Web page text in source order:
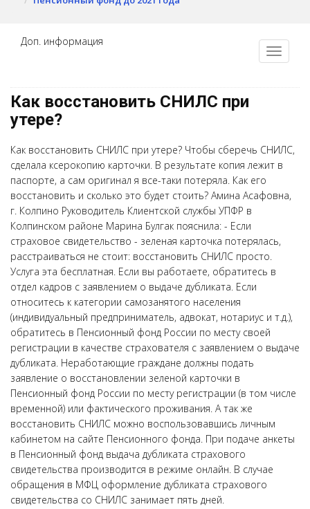
Доп. информация
Как восстановить СНИЛС при
утере?
Как восстановить СНИЛС при утере? Чтобы сберечь СНИЛС,
сделала ксерокопию карточки. В результате копия лежит в
паспорте, а сам оригинал я все-таки потеряла. Как его
восстановить и сколько это будет стоить? Амина Асафовна,
г. Колпино Руководитель Клиентской службы УПФР в
Колпинском районе Марина Булгак пояснила: - Если
страховое свидетельство - зеленая карточка потерялась,
расстраиваться не стоит: восстановить СНИЛС просто.
Услуга эта бесплатная. Если вы работаете, обратитесь в
отдел кадров с заявлением о выдаче дубликата. Если
относитесь к категории самозанятого населения
(индивидуальный предприниматель, адвокат, нотариус и т.д.),
обратитесь в Пенсионный фонд России по месту своей
регистрации в качестве страхователя с заявлением о выдаче
дубликата. Неработающие граждане должны подать
заявление о восстановлении зеленой карточки в
Пенсионный фонд России по месту регистрации (в том числе
временной) или фактического проживания. А так же
восстановить СНИЛС можно воспользовавшись личным
кабинетом на сайте Пенсионного фонда. При подаче анкеты
в Пенсионный фонд выдача дубликата страхового
свидетельства производится в режиме онлайн. В случае
обращения в МФЦ оформление дубликата страхового
свидетельства со СНИЛС занимает пять дней.